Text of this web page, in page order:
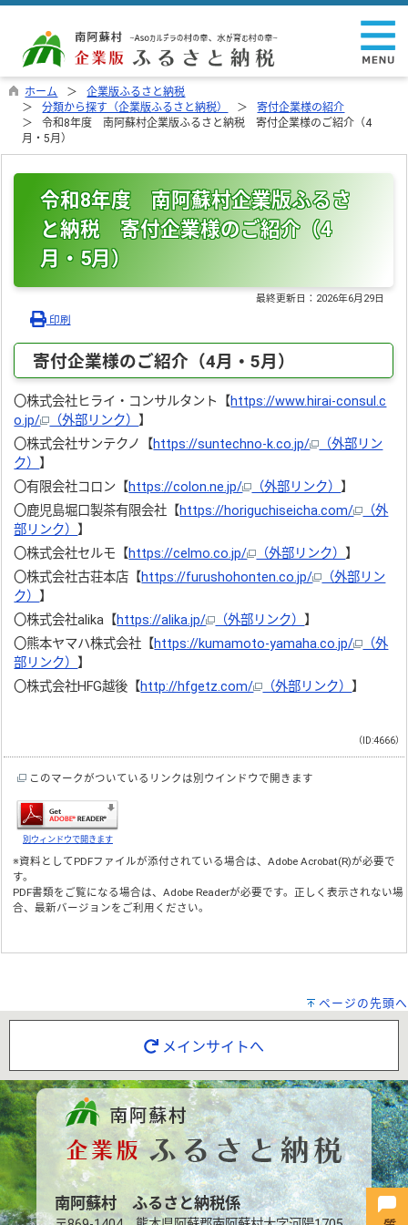
ホーム
企業版ふるさと納税
分類から探す（企業版ふるさと納税）
寄付企業様の紹介
令和8年度 南阿蘇村企業版ふるさと納税 寄付企業様のご紹介（4
月・5月）
令和8年度 南阿蘇村企業版ふるさ
と納税 寄付企業様のご紹介（4
月・5月）
最終更新日： 2026年6月29日
印刷
寄付企業様のご紹介（4月・5月）
〇株式会社ヒライ・コンサルタント【https://www.hirai-consul.c
o.jp/
（外部リンク） 】
〇株式会社サンテクノ【https://suntechno-k.co.jp/
（外部リン
ク） 】
〇有限会社コロン【https://colon.ne.jp/ （外部リンク） 】
〇鹿児島堀口製茶有限会社【https://horiguchiseicha.com/
（外
部リンク） 】
〇株式会社セルモ【https://celmo.co.jp/ （外部リンク） 】
〇株式会社古荘本店【https://furushohonten.co.jp/
（外部リン
ク） 】
〇株式会社alika【https://alika.jp/ （外部リンク） 】
〇熊本ヤマハ株式会社【https://kumamoto-yamaha.co.jp/
（外
部リンク） 】
〇株式会社HFG越後【http://hfgetz.com/ （外部リンク） 】
（ID:4666）
このマークがついているリンクは別ウインドウで開きます
別ウィンドウで開きます
※資料としてPDFファイルが添付されている場合は、Adobe Acrobat(R)が必要で
す。
PDF書類をご覧になる場合は、Adobe Readerが必要です。正しく表示されない場
合、最新バージョンをご利用ください。
ページの先頭へ
メインサイトへ
南阿蘇村 ふるさと納税係